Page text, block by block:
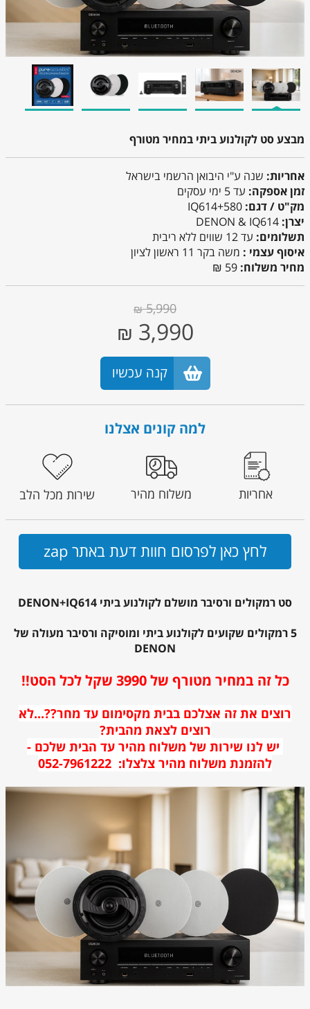
מבצע סט לקולנוע ביתי במחיר מטורף
אחריות: שנה ע"י היבואן הרשמי בישראל
זמן אספקה: עד 5 ימי עסקים
מק"ט / דגם: 580+IQ614
יצרן: DENON & IQ614
תשלומים: עד 12 שווים ללא ריבית
איסוף עצמי : משה בקר 11 ראשון לציון
מחיר משלוח: 59 ₪
5,990
₪
3,990
₪
קנה עכשיו
למה קונים אצלנו
אחריות משלוח מהיר שירות מכל הלב
לחץ כאן לפרסום חוות דעת באתר zap
סט רמקולים ורסיבר מושלם לקולנוע ביתי DENON+IQ614
5 רמקולים שקועים לקולנוע ביתי ומוסיקה ורסיבר מעולה של
DENON
כל זה במחיר מטורף של 3990 שקל לכל הסט!!
רוצים את זה אצלכם בבית מקסימום עד מחר??...לא
רוצים לצאת מהבית?
יש לנו שירות של משלוח מהיר עד הבית שלכם -
להזמנת משלוח מהיר צלצלו: 052-7961222